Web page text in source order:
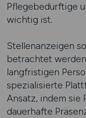
Pflegebedürftige
wichtig ist.
Stellenanzeigen
betrachtet
langfristigen
spezialisierte
Ansatz, indem sie
dauerhafte